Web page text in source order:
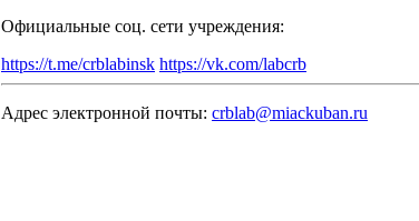
Официальные соц. сети учреждения:
https://t.me/crblabinsk https://vk.com/labcrb
Адрес электронной почты: crblab@miackuban.ru